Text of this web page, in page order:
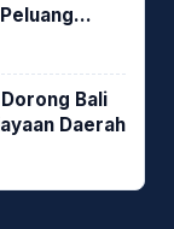
Bolok
Bali
Daerah